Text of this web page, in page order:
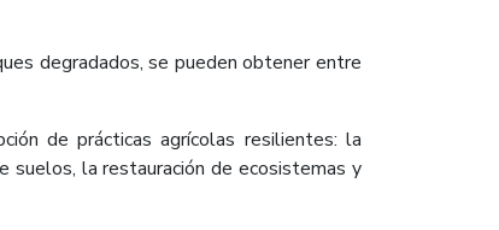
degradados, se pueden obtener entre
de prácticas agrícolas resilientes: la
suelos, la restauración de ecosistemas y